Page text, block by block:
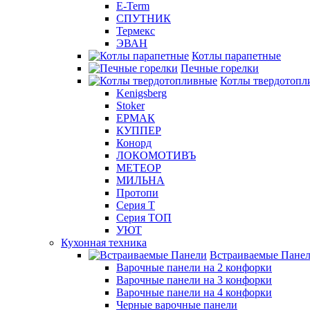
E-Term
СПУТНИК
Термекс
ЭВАН
Котлы парапетные
Печные горелки
Котлы
Kenigsberg
Stoker
ЕРМАК
КУППЕР
Конорд
ЛОКОМОТИВЪ
МЕТЕОР
МИЛЬНА
Протопи
Серия Т
Серия ТОП
УЮТ
Кухонная техника
Встраиваемые
Варочные панели на 2 конфорки
Варочные панели на 3 конфорки
Варочные панели на 4 конфорки
Черные варочные панели